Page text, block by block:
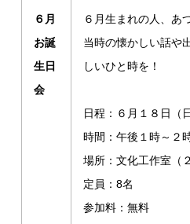
６月
お誕
生日
会
６月生まれの人、あ
当時の懐かしい話や
しいひと時を！
日程：６月１８日（日
時間：午後１時～２
場所：文化工作室（
定員：8名
参加料：無料